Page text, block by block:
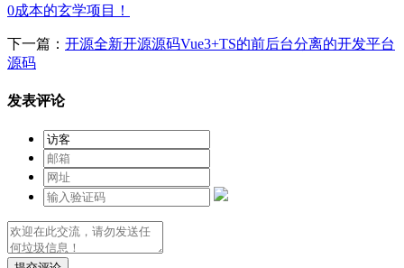
0成本的玄学项目！
下一篇： 开源全新开源源码Vue3+TS的前后台分离的开发平台
源码
发表评论